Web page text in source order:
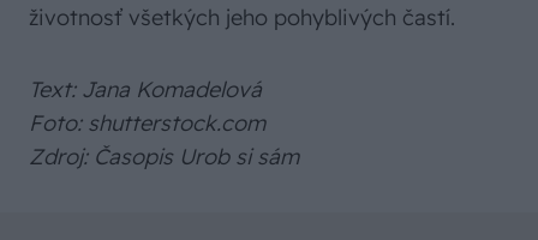
životnosť všetkých jeho pohyblivých častí.
Text: Jana Komadelová
Foto: shutterstock.com
Zdroj: Časopis Urob si sám